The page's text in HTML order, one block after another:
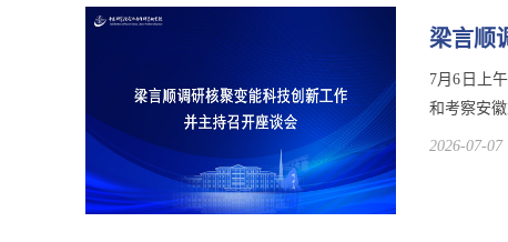
梁言顺
7月6日上
和考察安
2026-07-07